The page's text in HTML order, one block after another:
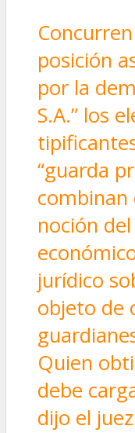
posición
por la
S.A.” los
“guarda
combinan
noción
jurídico
objeto de
Quien
debe
dijo el